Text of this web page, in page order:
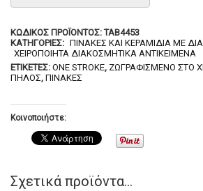
ΚΩΔΙΚΌΣ ΠΡΟΪΌΝΤΟΣ:TAB4453
ΚΑΤΗΓΟΡΊΕΣ: ΠΊΝΑΚΕΣ ΚΑΙ ΚΕΡΑΜΊΔΙΑ ΜΕ
ΧΕΙΡΟΠΟΊΗΤΑ ΔΙΑΚΟΣΜΗΤΙΚΆ ΑΝΤΙΚΕΊΜΕΝΑ
ΕΤΙΚΈΤΕΣ: ONE STROKE, ΖΩΓΡΑΦΙΣΜΈΝΟ ΣΤΟ
ΠΗΛΌΣ, ΠΙΝΆΚΕΣ
Κοινοποιήστε:
Σχετικά προϊόντα...